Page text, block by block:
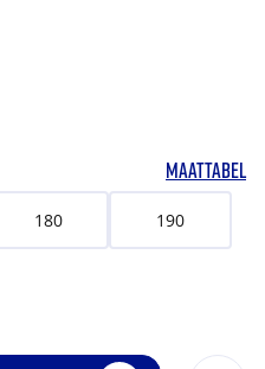
MAATTABEL
180 190